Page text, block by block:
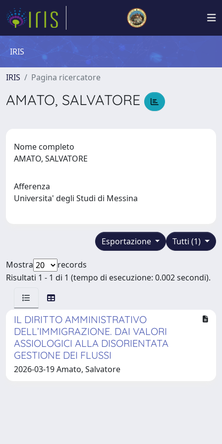
IRIS
IRIS Pagina ricercatore
AMATO, SALVATORE
Nome completo
AMATO, SALVATORE
Afferenza
Universita' degli Studi di Messina
Tutti (1)
Esportazione
Mostra
records
Risultati 1 - 1 di 1 (tempo di esecuzione: 0.002 secondi).
IL DIRITTO AMMINISTRATIVO
DELL’IMMIGRAZIONE. DAI VALORI
ASSIOLOGICI ALLA DISORIENTATA
GESTIONE DEI FLUSSI
2026-03-19 Amato, Salvatore